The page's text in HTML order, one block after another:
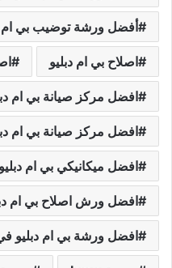
أفضل ورشة توضيب بي ام
اصلاح بي ام دبليو
افضل مركز صيانة بي ام
افضل مركز صيانة بي ام
افضل ميكانيكي بي ام
افضل ورش اصلاح بي ام
افضل ورشة بي ام دبليو